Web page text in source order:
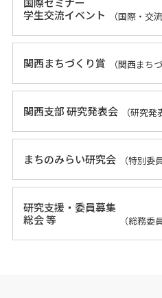
学生交流イベント
（国際・交
関西まちづくり賞 （関西まち
関西支部 研究発表会 （研究発
まちのみらい研究会 （特別委
研究支援・委員募集
総会 等
（総務委